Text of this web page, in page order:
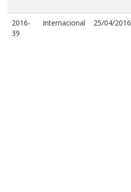
2016-
39
Internacional 25/04/2016